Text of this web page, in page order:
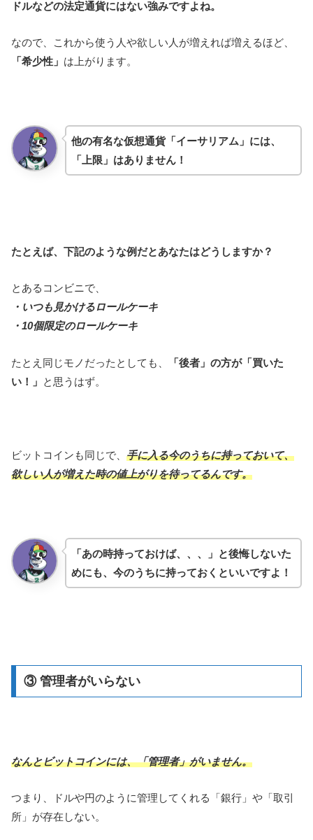
ドルなどの法定通貨にはない強みですよね。
なので、これから使う人や欲しい人が増えれば増えるほど、
「希少性」 は上がります。
他の有名な仮想通貨「イーサリアム」には、
「上限」はありません！
たとえば、下記のような例だとあなたはどうしますか？
とあるコンビニで、
・いつも見かけるロールケーキ
・10個限定のロールケーキ
たとえ同じモノだったとしても、
「後者」の方が「買いた
い！」 と思うはず。
ビットコインも同じで、 手に入る今のうちに持っておいて、
欲しい人が増えた時の値上がりを待ってるんです。
「あの時持っておけば、、、」と後悔しないた
めにも、今のうちに持っておくといいですよ！
③ 管理者がいらない
なんとビットコインには、「管理者」がいません。
つまり、ドルや円のように管理してくれる「銀行」や「取引
所」が存在しない。